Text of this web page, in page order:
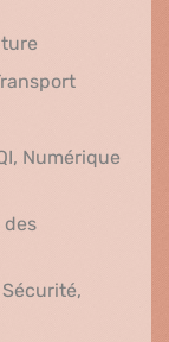
Biodiversité,
Climat,
Numérique
des
Protection
Affaires